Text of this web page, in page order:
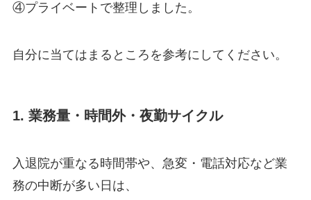
④プライベートで整理しました。
自分に当てはまるところを参考にしてください。
1. 業務量・時間外・夜勤サイクル
入退院が重なる時間帯や、急変・電話対応など業
務の中断が多い日は、